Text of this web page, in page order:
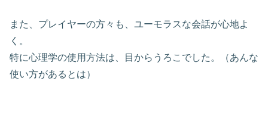
また、プレイヤーの方々も、ユーモラスな会話が心地よ
く。
特に心理学の使用方法は、目からうろこでした。（あんな
使い方があるとは）